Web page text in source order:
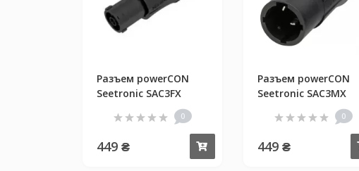
Разъем powerCON
Seetronic SAC3FX
0
449 ₴
Разъем powerCON
Seetronic SAC3MX
0
449 ₴